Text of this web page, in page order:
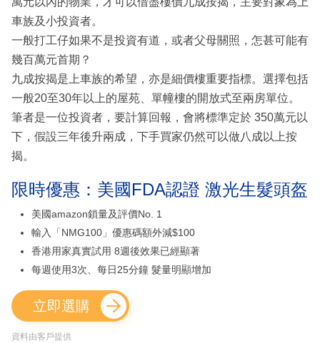
車族及小投資者。
一般打工仔如果不是投資有道，或者父母關照，怎甚可能有
幾百萬元首期？
九成按揭是上車族的希望，亦是細價樓重要指標。選擇包括
一般20至30年以上的屋苑、單幢樓的開放式至兩房單位。
筆者是一位投資者，要計算回報，會將標準定於 350萬元以
下，假設三年後升兩成，下手買家仍然可以做八成以上按
揭。
限時優惠：美國FDA認證 激光生髮頭盔
美國amazon鎖量及評價No. 1
輸入「NMG100」優惠碼額外減$100
香港用家真實試用 8週後效果已經顯著
每週使用3次、每日25分鐘 髮量明顯增加
立即選購
資料由客戶提供